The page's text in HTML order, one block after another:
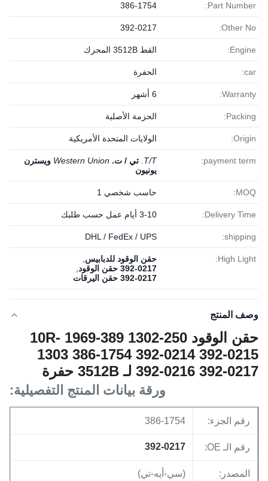
Part Number:
386-1754
Other No:
392-0217
Engine: القط 3512B المحرك
car: الحفرة
Warranty: 6 أشهر
Packing: الحزمة الأصلية
Origin: الولايات المتحدة الأمريكية
payment term:
T/T. تي / ت. Western Union ويسترن
يونيون
MOQ: حاسب شخصي 1
Delivery Time: 3-10 أيام عمل حسب طلبك
shipping:
DHL / FedEx / UPS
High Light: حقن الوقود للدبابيس
392-0217 حقن الوقود
392-0217 حقن اليرقات
وصف المنتج
حقن الوقود 250-1302 389-1969 10R-
1303 386-1754 392-0214 392-0215
392-0216 392-0217 لـ 3512B حفرة
ورقة بيانات المنتج التفصيلية:
رقم الجزء: 386-1754
رقم الـ OE: 392-0217
المصدر: (سي-أيه-تي)